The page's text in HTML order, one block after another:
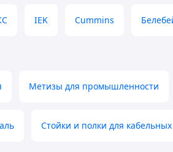
IEK Cummins
Метизы для промышленности
Стойки и полки для кабельных